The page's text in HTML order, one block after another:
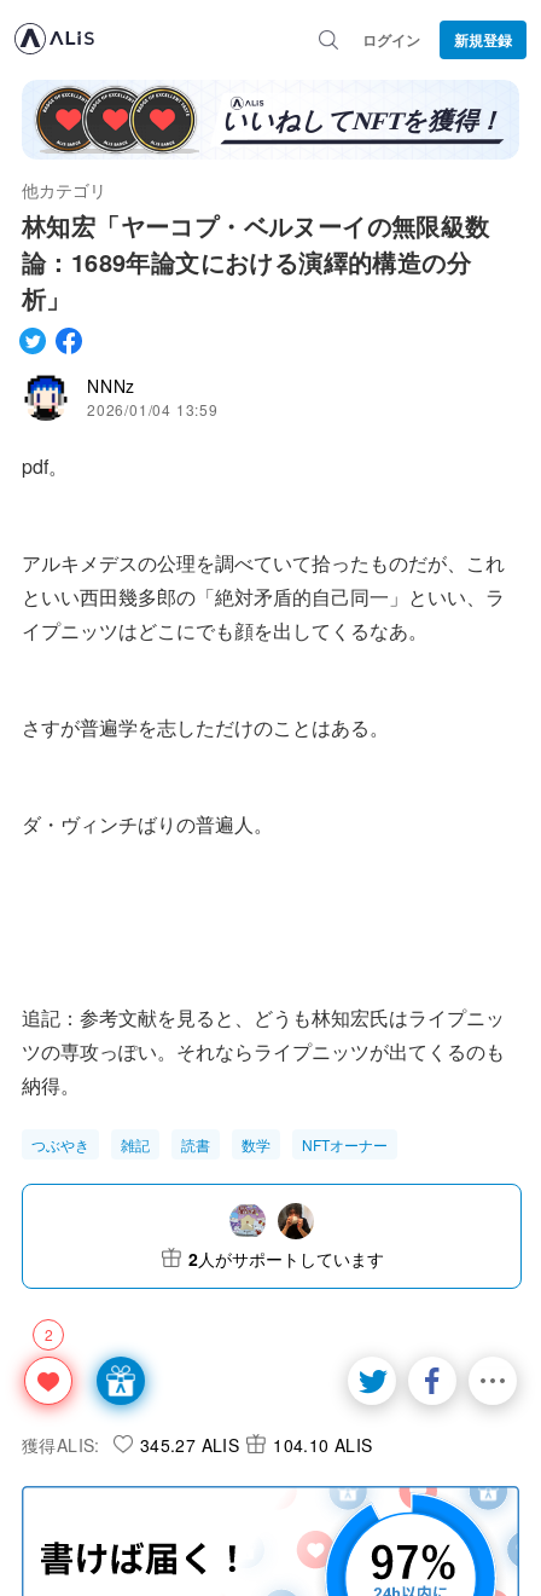
ログイン 新規登録
他カテゴリ
林知宏「ヤーコプ・ベルヌーイの無限級数
論：1689年論文における演繹的構造の分
析」
NNNz
2026/01/04 13:59
pdf。
アルキメデスの公理を調べていて拾ったものだが、これ
といい西田幾多郎の「絶対矛盾的自己同一」といい、ラ
イプニッツはどこにでも顔を出してくるなあ。
さすが普遍学を志しただけのことはある。
ダ・ヴィンチばりの普遍人。
追記：参考文献を見ると、どうも林知宏氏はライプニッ
ツの専攻っぽい。それならライプニッツが出てくるのも
納得。
つぶやき 雑記 読書 数学 NFTオーナー
2
2人がサポートしています
獲得ALIS: 345.27 ALIS 104.10 ALIS